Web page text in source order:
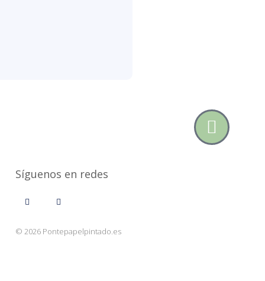
Síguenos en redes
© 2026 Pontepapelpintado.es